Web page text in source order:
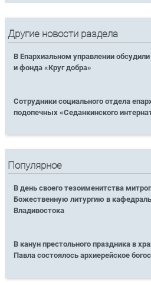
Другие новости раздела
В Епархиальном управлении
и фонда «Круг добра»
Сотрудники социального отдела
подопечных «Седанкинского
Популярное
В день своего тезоименитства
Божественную литургию в
Владивостока
В канун престольного праздника в
Павла состоялось архиерейское